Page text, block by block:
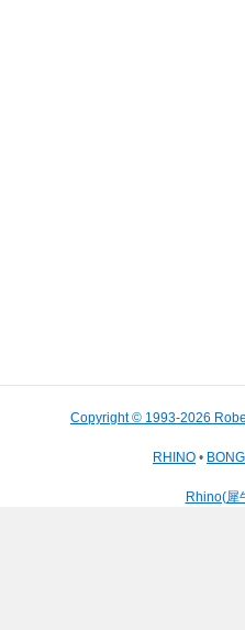
Copyright © 1993-2026
RHINO •
Rhino(犀